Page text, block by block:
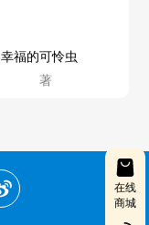
在线
商城
幸福的可怜虫
著